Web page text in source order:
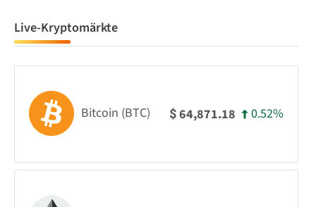
Live-Kryptomärkte
Bitcoin (BTC) $64,871.18 0.52%